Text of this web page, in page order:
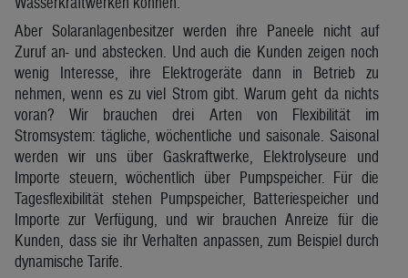
Aber Solaranlagenbesitzer werden ihre Paneele nicht auf
Zuruf an- und abstecken. Und auch die Kunden zeigen noch
wenig Interesse, ihre Elektrogeräte dann in Betrieb zu
nehmen, wenn es zu viel Strom gibt. Warum geht da nichts
voran? Wir brauchen drei Arten von Flexibilität im
Stromsystem: tägliche, wöchentliche und saisonale. Saisonal
werden wir uns über Gaskraftwerke, Elektrolyseure und
Importe steuern, wöchentlich über Pumpspeicher. Für die
Tagesflexibilität stehen Pumpspeicher, Batteriespeicher und
Importe zur Verfügung, und wir brauchen Anreize für die
Kunden, dass sie ihr Verhalten anpassen, zum Beispiel durch
dynamische Tarife.